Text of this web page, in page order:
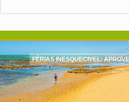
FÉRIAS INESQUECIVEL: